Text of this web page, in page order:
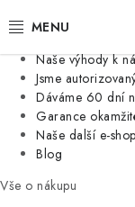
Jsme tradiční
Naše výhody k
Jsme
Dáváme 60 dní
Garance
Naše další e-
Blog
Vše o nákupu
KOŠE
SÁČKY